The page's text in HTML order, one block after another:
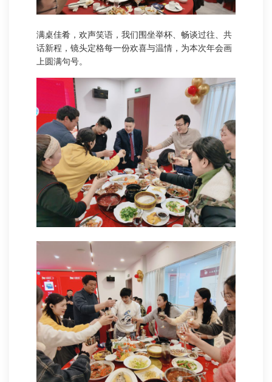
满桌佳肴，欢声笑语，我们围坐举杯、畅谈过往、共
话新程，镜头定格每一份欢喜与温情，为本次年会画
上圆满句号。